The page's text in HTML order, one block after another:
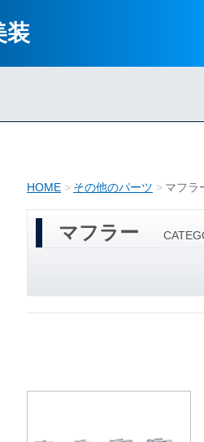
装
HOME その他のパーツ マフラ
マフラー